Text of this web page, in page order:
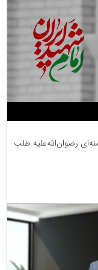
رضوان‌الله‌علیه طلب